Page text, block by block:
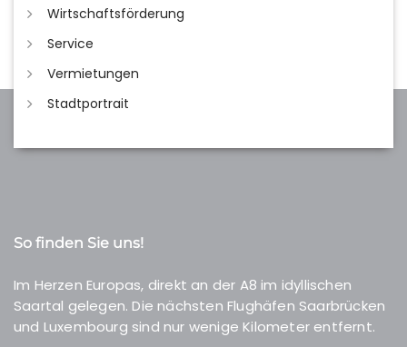
Wirtschaftsförderung
Service
Vermietungen
Stadtportrait
So finden Sie uns!
Im Herzen Europas, direkt an der A8 im idyllischen
Saartal gelegen. Die nächsten Flughäfen Saarbrücken
und Luxembourg sind nur wenige Kilometer entfernt.